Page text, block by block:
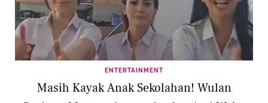
ENTERTAINMENT
Masih Kayak Anak Sekolahan! Wulan